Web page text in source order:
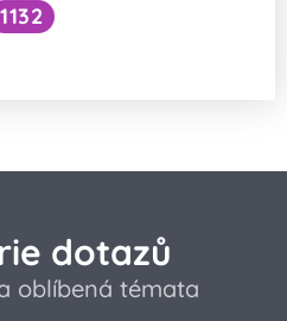
1132
dotazů
oblíbená témata